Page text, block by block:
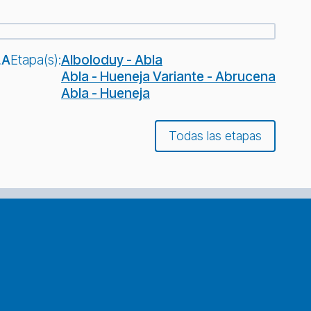
Etapa(s):Alboloduy - Abla
Abla - Hueneja Variante - Abrucena
Abla - Hueneja
Todas las etapas